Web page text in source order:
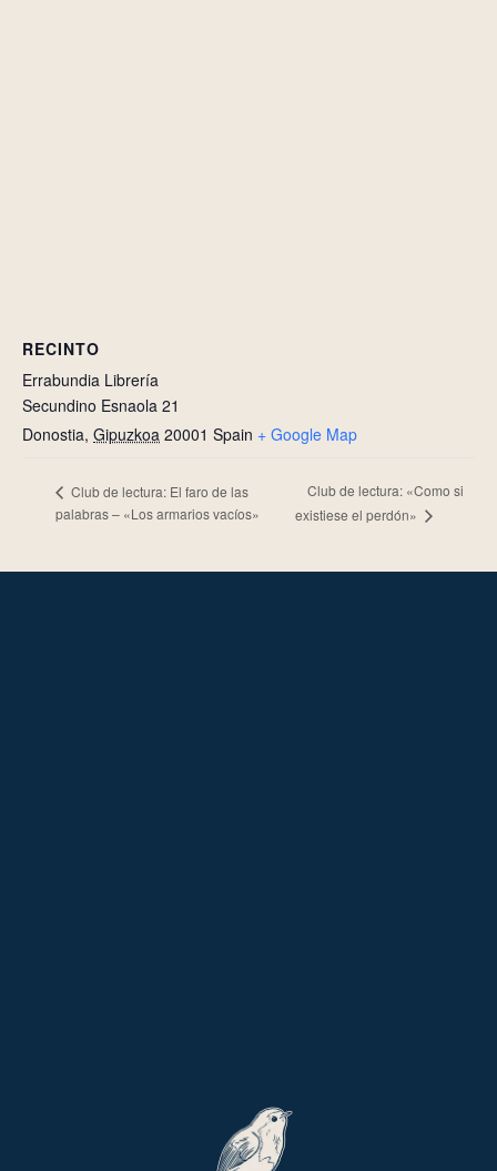
RECINTO
Errabundia Librería
Secundino Esnaola 21
Donostia, Gipuzkoa 20001 Spain + Google Map
Club de lectura: El faro de las
palabras – «Los armarios vacíos»
Club de lectura: «Como si
existiese el perdón»